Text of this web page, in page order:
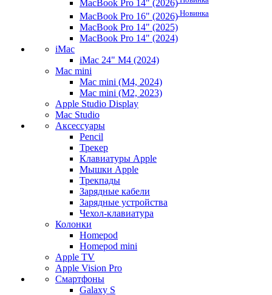
MacBook Pro 14" (2026)
MacBook Pro 16" (2026) Новинка
MacBook Pro 14" (2025)
MacBook Pro 14" (2024)
iMac
iMac 24" M4 (2024)
Mac mini
Mac mini (M4, 2024)
Mac mini (M2, 2023)
Apple Studio Display
Mac Studio
Аксессуары
Pencil
Трекер
Клавиатуры Apple
Мышки Apple
Трекпады
Зарядные кабели
Зарядные устройства
Чехол-клавиатура
Колонки
Homepod
Homepod mini
Apple TV
Apple Vision Pro
Смартфоны
Galaxy S